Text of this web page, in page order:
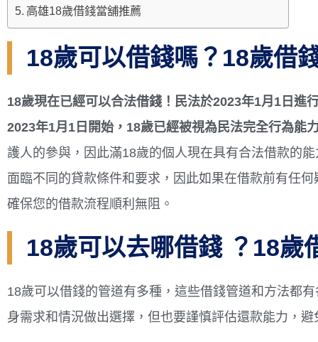
高雄18歲借錢當舖推薦
18歲可以借錢嗎？18歲借
18歲現在已經可以合法借錢！民法於2023年1月1日進
2023年1月1日開始，18歲已經被視為民法完全行為能
護人的參與，因此滿18歲的個人現在具有合法借款的
面臨不同的貸款條件和要求，因此如果在借款前有任
確保您的借款流程順利無阻。
18歲可以去哪借錢 ？18歲
18歲可以借錢的管道有多種，這些借錢管道和方法都
身需求和情況做出選擇，但也要謹慎評估還款能力，避